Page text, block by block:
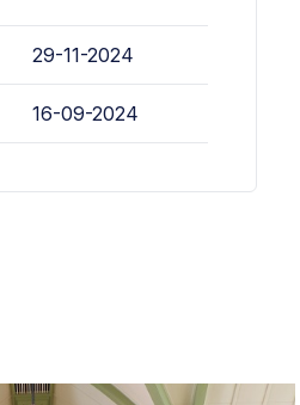
29-11-2024
16-09-2024